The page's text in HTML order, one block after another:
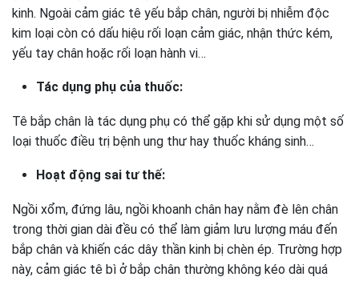
kinh. Ngoài cảm giác tê yếu bắp chân, người bị nhiễm độc
kim loại còn có dấu hiệu rối loạn cảm giác, nhận thức kém,
yếu tay chân hoặc rối loạn hành vi…
Tác dụng phụ của thuốc:
Tê bắp chân là tác dụng phụ có thể gặp khi sử dụng một số
loại thuốc điều trị bệnh ung thư hay thuốc kháng sinh…
Hoạt động sai tư thế:
Ngồi xổm, đứng lâu, ngồi khoanh chân hay nằm đè lên chân
trong thời gian dài đều có thể làm giảm lưu lượng máu đến
bắp chân và khiến các dây thần kinh bị chèn ép. Trường hợp
này, cảm giác tê bì ở bắp chân thường không kéo dài quá